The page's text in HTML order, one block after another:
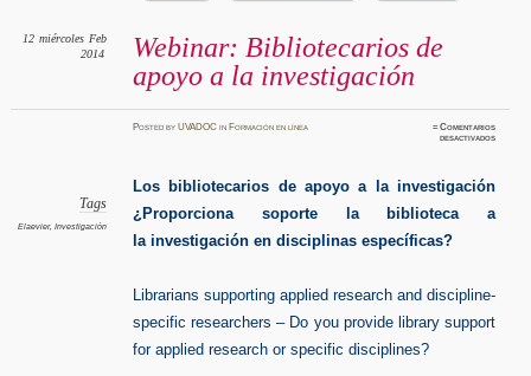
Webinar: Bibliotecarios de
apoyo a la investigación
12 miércoles Feb
2014
PostedbyUVADOC inFormación en línea ≈Comentarios
desactivadosen
a
Tags
Elaevier, Investigación
Los bibliotecarios de apoyo a la investigación
¿Proporciona soporte la biblioteca a
la investigación en disciplinas específicas?
Librarians supporting applied research and discipline-
specific researchers – Do you provide library support
for applied research or specific disciplines?